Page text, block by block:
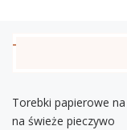
Torebki papierowe
na świeże pieczywo